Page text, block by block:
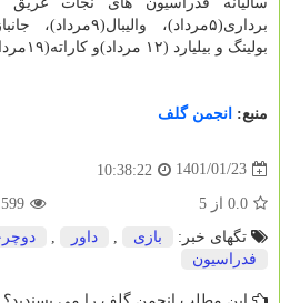
بولینگ و بیلیارد (۱۲ مرداد)و کاراته(۱۹مرداد) انجام می شود.
منبع: انجمن گلف
1401/01/23
10:38:22
0.0 از 5
599
تگهای خبر:
بازی داور
فدراسیون